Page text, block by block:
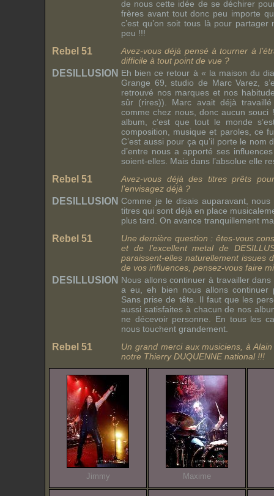
de nous cette idée de se déchirer
frères avant tout donc peu importe
c’est qu’on soit tous là pour
peu !!!
Rebel 51
Avez-vous déjà pensé à tourner à
difficile à tout point de vue ?
DESILLUSION Eh bien ce retour à « la maison du
Grange 69, studio de Marc Varez,
retrouvé nos marques et nos
sûr (rires)). Marc avait déjà
comme chez nous, donc aucun
album, c’est que tout le monde
composition, musique et paroles, ce
C’est aussi pour ça qu’il porte le nom
d’entre nous a apporté ses
soient-elles. Mais dans l’absolue elle
Rebel 51
Avez-vous déjà des titres prêts
l’envisagez déjà ?
DESILLUSION Comme je le disais auparavant,
titres qui sont déjà en place
plus tard. On avance tranquillement
Rebel 51
Une dernière question : êtes-vous
et de l’excellent metal de
paraissent-elles naturellement issues
de vos influences, pensez-vous faire
DESILLUSION Nous allons continuer à travailler
a eu, eh bien nous allons continuer
Sans prise de tête. Il faut que les
aussi satisfaites à chacun de nos
ne décevoir personne. En tous les
nous touchent grandement.
Rebel 51
Un grand merci aux musiciens, à
notre Thierry DUQUENNE national !!!
Jimmy Maxime